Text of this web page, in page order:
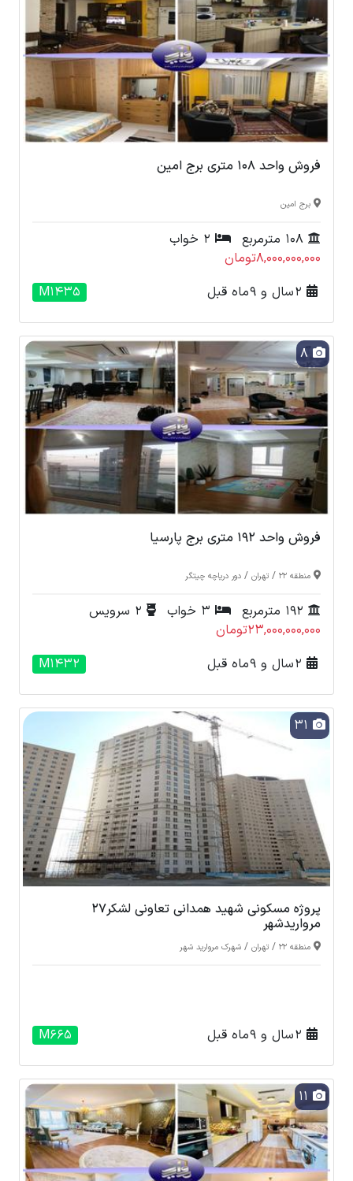
فروش واحد 108 متری برج امین
برج امین
8,000,000,000تومان
M1435
8
فروش واحد 192 متری برج پارسیا
منطقه 22 / تهران / دور دریاچه چیتگر
23,000,000,000تومان
M1432
پروژه مسکونی شهید همدانی تعاونی لشکر27
مرواریدشهر
منطقه 22 / تهران / شهرک مروارید شهر
M665